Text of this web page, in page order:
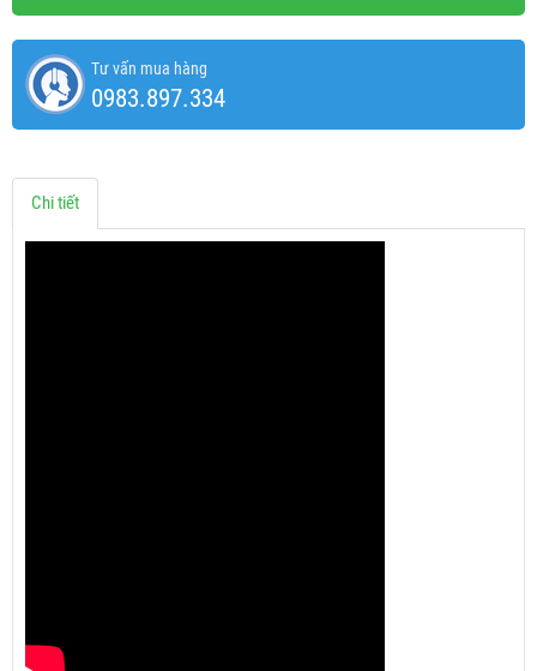
Tư vấn mua hàng
0983.897.334
Chi tiết